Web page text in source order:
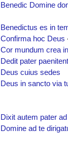
Benedic Domine
Benedictus es in
Confirma hoc Deus
Cor mundum crea
Dedit pater
Deus cuius sedes
Deus in sancto via
Dixit autem pater
Domine ad te